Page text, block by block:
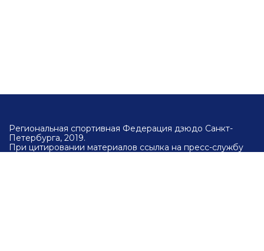
Региональная спортивная Федерация дзюдо Санкт-
Петербурга, 2019.
При цитировании материалов ссылка на пресс-службу